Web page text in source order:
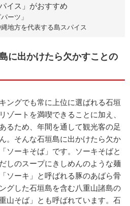
イス」がおすすめ
ーツ」
地方を代表する島スパイス
に出かけたら欠かすことの
ングでも常に上位に選ばれる石垣
ゾートを満喫できることに加え、
るため、年間を通して観光客の足
。そんな石垣島に出かけたら欠か
ソーキそば」です。ソーキそばと
しのスープにきしめんのような麺
ソーキ」と呼ばれる豚のあばら骨
グした石垣島を含む八重山諸島の
山そば」とも呼ばれています。石